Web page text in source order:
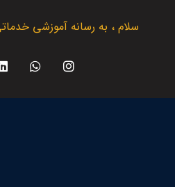
سلام ، به رسانه آموزشی